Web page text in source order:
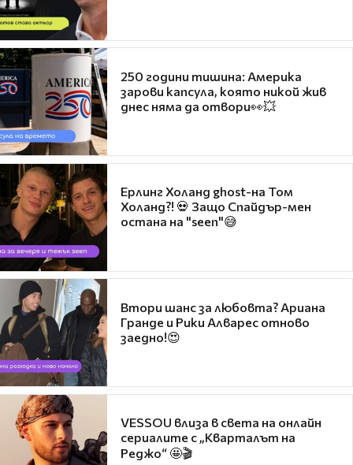
250 години тишина: Америка
зарови капсула, която никой жив
днес няма да отвори👀💥
Ерлинг Холанд ghost-на Том
Холанд?! 💀 Защо Спайдър-мен
остана на "seen"😅
Втори шанс за любовта? Ариана
Гранде и Рики Алварес отново
заедно!😍
VESSOU влиза в света на онлайн
сериалите с „Кварталът на
Реджо“ 🤩🎬